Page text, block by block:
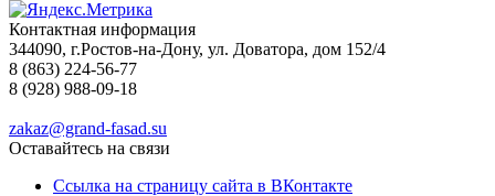
Контактная информация
344090, г.Ростов-на-Дону, ул. Доватора, дом 152/4
8 (863) 224-56-77
8 (928) 988-09-18
zakaz@grand-fasad.su
Оставайтесь на связи
Ссылка на страницу сайта в ВКонтакте